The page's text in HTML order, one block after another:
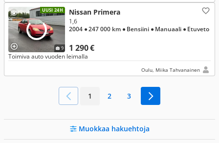
UUSI 24H
9
Nissan Primera
1 290 €
1,6
2004 ● 247 000 km ● Bensiini ● Manuaali ● Etuveto
Toimiva auto vuoden leimalla
Oulu, Miika Tahvanainen
1 2 3
Muokkaa hakuehtoja